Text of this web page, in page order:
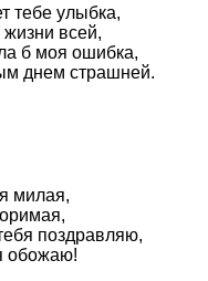
тебе улыбка,
всей,
б моя ошибка,
днем страшней.
милая,
поздравляю,
обожаю!